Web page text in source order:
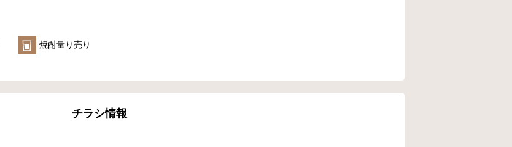
焼酎量り売り
チラシ情報